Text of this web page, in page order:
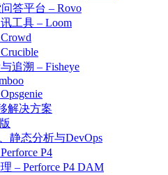
答平台 – Rovo
工具 – Loom
追溯 – Fisheye
解决方案
静态分析与DevOps
P4
– Perforce P4 DAM